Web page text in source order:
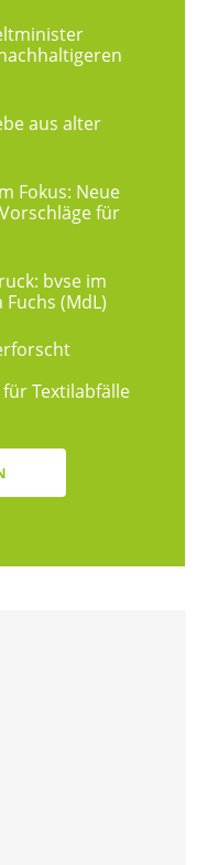
aus alter
Fokus: Neue
für
bvse im
(MdL)
Textilabfälle